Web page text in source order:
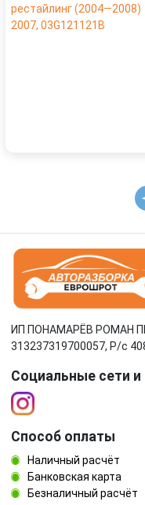
ИП ПОНАМАРЁВ РОМАН
313237319700057, Р/c
Социальные сети
Способ оплаты
Наличный расчёт
Банковская карта
Безналичный расчёт